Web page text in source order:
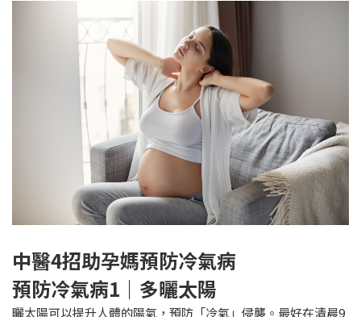
中醫4招助孕媽預防冷氣病
預防冷氣病1｜多曬太陽
曬太陽可以提升人體的陽氣，預防「冷氣」侵襲。最好在清晨9